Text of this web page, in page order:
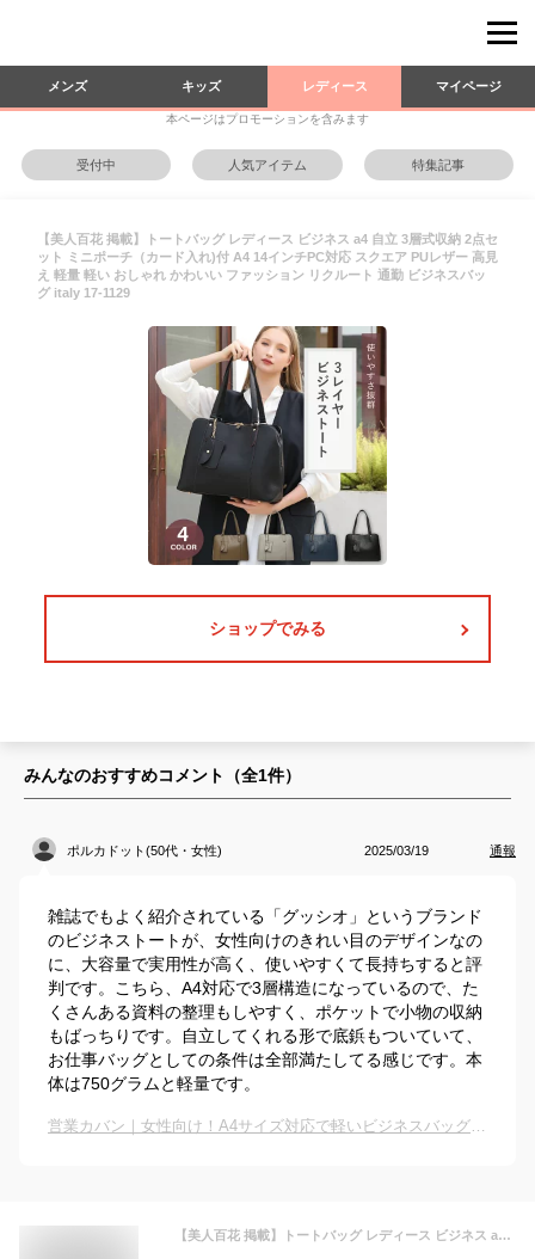
メンズ キッズ レディース マイページ
本ページはプロモーションを含みます
受付中 人気アイテム 特集記事
【美人百花 掲載】トートバッグ レディース ビジネス a4 自立 3層式収納 2点セ
ット ミニポーチ（カード入れ)付 A4 14インチPC対応 スクエア PUレザー 高見
え 軽量 軽い おしゃれ かわいい ファッション リクルート 通勤 ビジネスバッ
グ italy 17-1129
ショップでみる
みんなのおすすめコメント（全1件）
ポルカドット(50代・女性) 2025/03/19 通報
雑誌でもよく紹介されている「グッシオ」というブランド
のビジネストートが、女性向けのきれい目のデザインなの
に、大容量で実用性が高く、使いやすくて長持ちすると評
判です。こちら、A4対応で3層構造になっているので、た
くさんある資料の整理もしやすく、ポケットで小物の収納
もばっちりです。自立してくれる形で底鋲もついていて、
お仕事バッグとしての条件は全部満たしてる感じです。本
体は750グラムと軽量です。
営業カバン｜女性向け！A4サイズ対応で軽いビジネスバッグのおすすめは？
【美人百花 掲載】トートバッグ レディース ビジネス a4 自立 3層式収納 2点セット ミニポーチ（カード入れ)付 A4 14インチPC対応 スクエア PUレザー 高見え 軽量 軽い おしゃれ かわいい ファッション リクルート 通勤 ビジネスバッグ italy 17-1129